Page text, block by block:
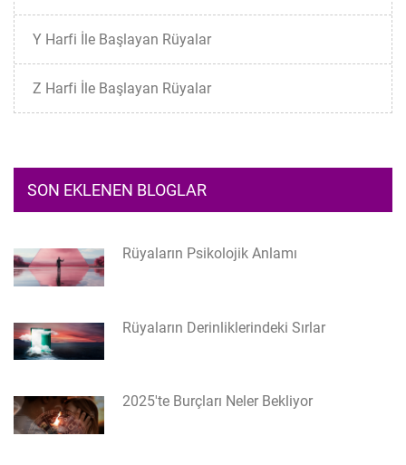
Y Harfi İle Başlayan Rüyalar
Z Harfi İle Başlayan Rüyalar
SON EKLENEN BLOGLAR
Rüyaların Psikolojik Anlamı
Rüyaların Derinliklerindeki Sırlar
2025'te Burçları Neler Bekliyor